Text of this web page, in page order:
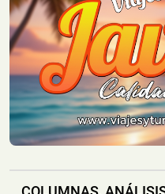
La Policía de
una
Montecarlo:
un Camión
📅 4 ago 2026
Un camión
noche del lunes